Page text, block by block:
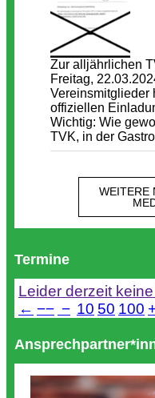
Zur alljährlichen
Freitag,
Vereinsmitglieder
offiziellen
Wichtig: Wie
TVK, in der
WEITERE
Termine
Leider derzeit
← −− − 10 50 100